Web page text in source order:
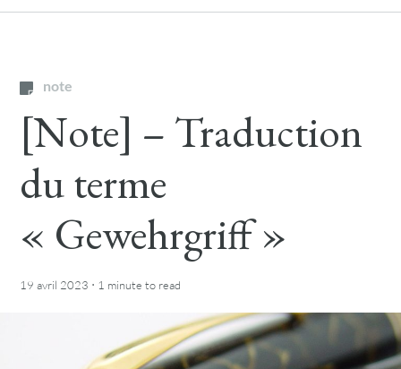
note
[Note] – Traduction
du terme
« Gewehrgriff »
19 avril 2023 · 1 minute to read